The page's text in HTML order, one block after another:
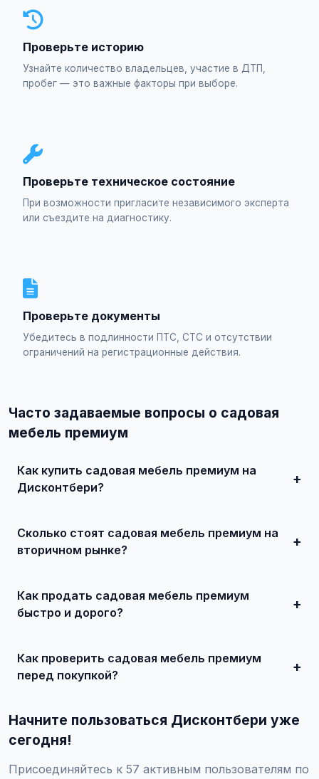
Проверьте историю
Узнайте количество владельцев, участие в ДТП,
пробег — это важные факторы при выборе.
Проверьте техническое состояние
При возможности пригласите независимого эксперта
или съездите на диагностику.
Проверьте документы
Убедитесь в подлинности ПТС, СТС и отсутствии
ограничений на регистрационные действия.
Часто задаваемые вопросы о садовая
мебель премиум
Как купить садовая мебель премиум на
Дисконтбери?
встрече и совершите сделку. Для дорогих автомобилей
рекомендуется провести независимую экспертизу.
Сколько стоят садовая мебель премиум на
вторичном рынке?
представлены предложения от 50 000 ₽ до нескольких
миллионов рублей.
Как продать садовая мебель премиум
быстро и дорого?
необходимости воспользуйтесь платным продвижением
— ваше объявление поднимется в топ.
Как проверить садовая мебель премиум
перед покупкой?
технического состояния и проверки пробега.
Начните пользоваться Дисконтбери уже
сегодня!
Присоединяйтесь к 57 активным пользователям по